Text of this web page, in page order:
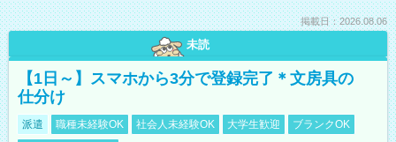
掲載日：2026.08.06
未読
【1日～】スマホから3分で登録完了＊文房具の
仕分け
派遣 職種未経験OK 社会人未経験OK 大学生歓迎
ブランクOK